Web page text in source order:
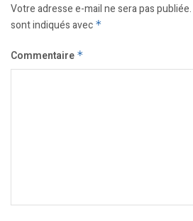
Votre adresse e-mail ne sera pas publiée.
sont indiqués avec *
Commentaire *